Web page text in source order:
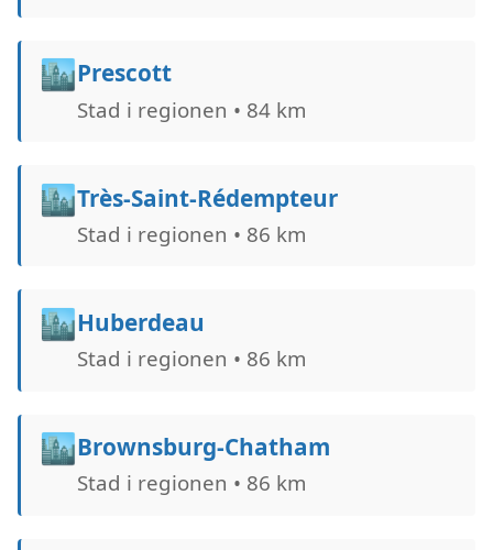
🏙️Prescott
Stad i regionen • 84 km
🏙️Très-Saint-Rédempteur
Stad i regionen • 86 km
🏙️Huberdeau
Stad i regionen • 86 km
🏙️Brownsburg-Chatham
Stad i regionen • 86 km